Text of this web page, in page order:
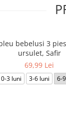
bebelusi 3
ursulet, Safir
69,99 Lei
0-3 luni 3-6 luni 6-